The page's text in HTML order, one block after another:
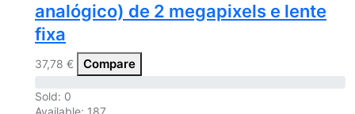
analógico) de 2 megapixels e lente
fixa
37,78 € Compare
Sold: 0